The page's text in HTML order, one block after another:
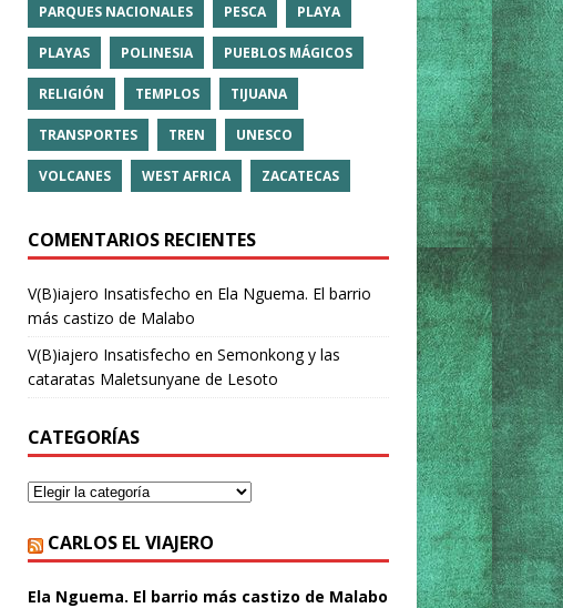
PARQUES NACIONALES PESCA PLAYA
PLAYAS POLINESIA PUEBLOS MÁGICOS
RELIGIÓN TEMPLOS TIJUANA
TRANSPORTES TREN UNESCO
VOLCANES WEST AFRICA ZACATECAS
COMENTARIOS RECIENTES
V(B)iajero Insatisfecho en Ela Nguema. El barrio
más castizo de Malabo
V(B)iajero Insatisfecho en Semonkong y las
cataratas Maletsunyane de Lesoto
CATEGORÍAS
CARLOS EL VIAJERO
Ela Nguema. El barrio más castizo de Malabo